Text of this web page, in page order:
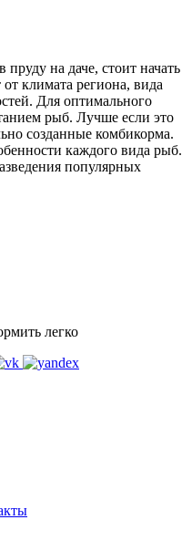
на даче, стоит начать
климата региона, вида
Для оптимального
рыб. Лучше если это
созданные комбикорма.
каждого вида рыб.
популярных
легко